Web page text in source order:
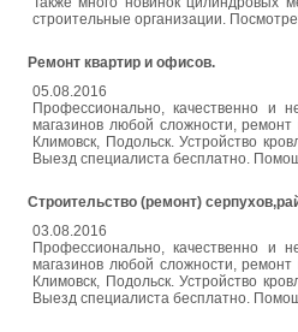
строительные организации.
Ремонт квартир и офисов.
05.08.2016
Профессионально, качественно и
магазинов любой сложности,
Климовск, Подольск. Устройство
Выезд специалиста бесплатно.
Строительство (ремонт)
03.08.2016
Профессионально, качественно и
магазинов любой сложности,
Климовск, Подольск. Устройство
Выезд специалиста бесплатно.